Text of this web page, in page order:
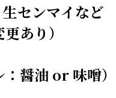
センマイなど
あり）
醤油 or 味噌）